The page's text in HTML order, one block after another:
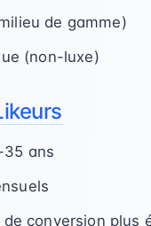
de gamme)
(non-luxe)
35 ans
conversion plus